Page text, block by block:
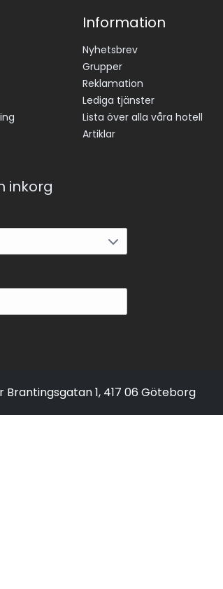
Information
Nyhetsbrev
Grupper
Reklamation
Lediga tjänster
Lista över alla våra hotell
Artiklar
inkorg
Brantingsgatan 1, 417 06 Göteborg